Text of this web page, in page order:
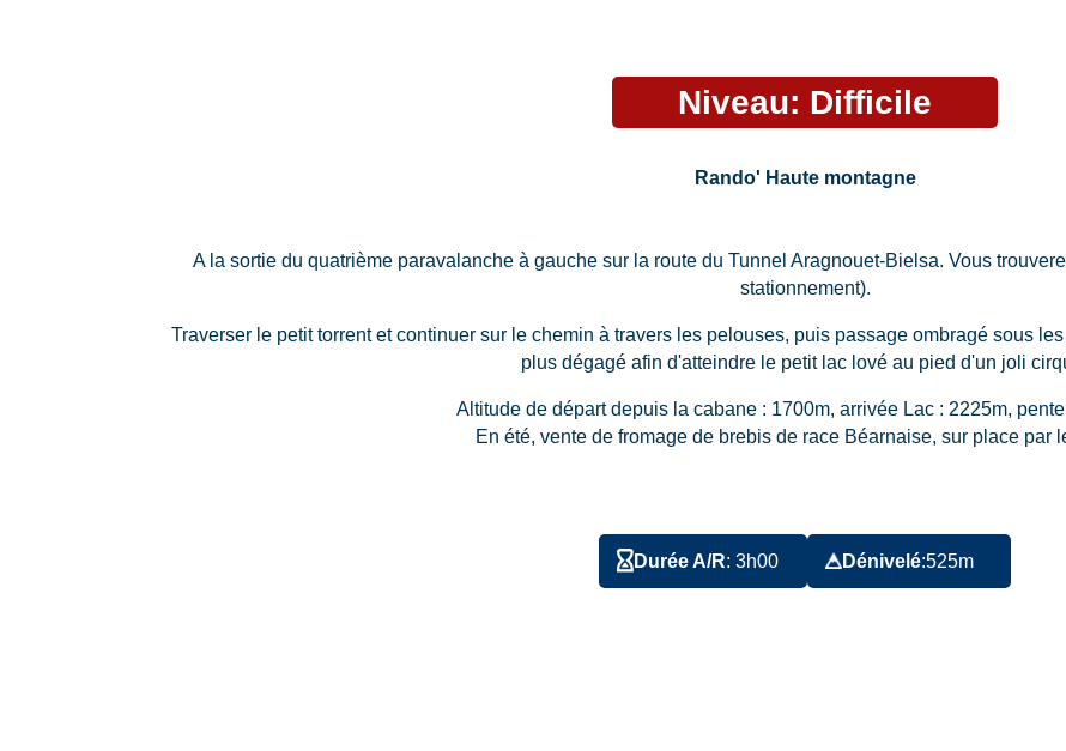
Niveau: Difficile
Rando' Haute montagne
A la sortie du quatrième paravalanche à gauche sur la route du Tunnel Aragnouet-Bielsa. Vous
stationnement).
Traverser le petit torrent et continuer sur le chemin à travers les pelouses, puis passage ombragé sous
plus dégagé afin d'atteindre le petit lac lové au pied d'un joli
Altitude de départ depuis la cabane : 1700m, arrivée Lac : 2225m,
En été, vente de fromage de brebis de race Béarnaise, sur place par
Durée A/R: 3h00 Dénivelé:525m